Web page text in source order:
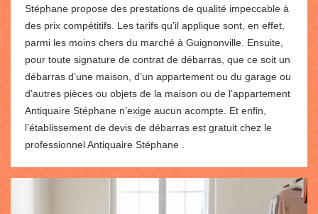
Stéphane propose des prestations de qualité impeccable à
des prix compétitifs. Les tarifs qu’il applique sont, en effet,
parmi les moins chers du marché à Guignonville. Ensuite,
pour toute signature de contrat de débarras, que ce soit un
débarras d’une maison, d’un appartement ou du garage ou
d’autres pièces ou objets de la maison ou de l’appartement
Antiquaire Stéphane n’exige aucun acompte. Et enfin,
l’établissement de devis de débarras est gratuit chez le
professionnel Antiquaire Stéphane .